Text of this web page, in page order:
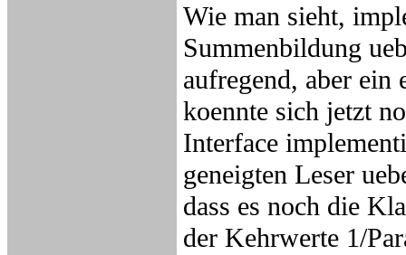
Wie man sieht,
Summenbildung
aufregend, aber ein
koennte sich jetzt
Interface
geneigten Leser
dass es noch die
der Kehrwerte 1/